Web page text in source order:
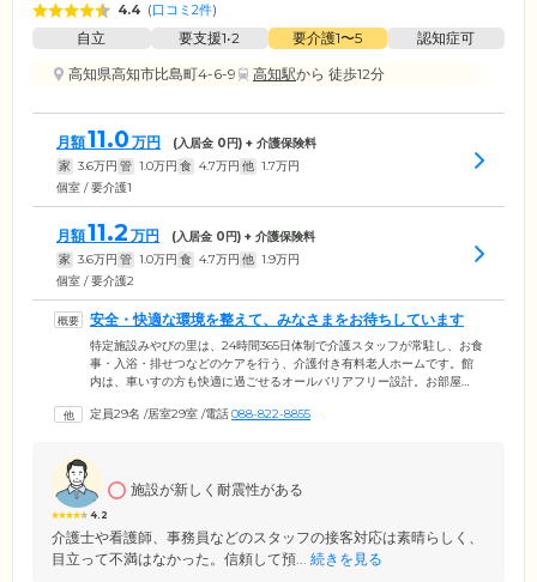
4.4 (口コミ2件)
自立 要支援1•2 要介護1〜5
認知症可
高知県高知市比島町4-6-9
高知駅から 徒歩12分
月額11.0 万円 (入居金 0円) + 介護保険料
家 3.6万円 管 1.0万円 食 4.7万円 他 1.7万円
個室 / 要介護1
月額11.2 万円 (入居金 0円) + 介護保険料
家 3.6万円 管 1.0万円 食 4.7万円 他 1.9万円
個室 / 要介護2
安全・快適な環境を整えて、みなさまをお待ちしています
特定施設みやびの里は、24時間365日体制で介護スタッフが常駐し、お食
事・入浴・排せつなどのケアを行う、介護付き有料老人ホームです。館
内は、車いすの方も快適に過ごせるオールバリアフリー設計。お部屋
ンスに配慮したメニューを1日3食ご提供。家庭的な雰囲気の食堂で、ほ
定員29名 /居室29室 /電話088-822-8855
4.2
施設が新しく耐震性がある
介護士や看護師、事務員などのスタッフの接客対応は素晴らしく、
目立って不満はなかった。信頼して預... 続きを見る